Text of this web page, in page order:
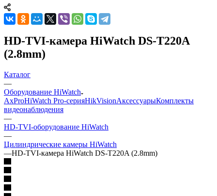
HD-TVI-камера HiWatch DS-T220A
(2.8mm)
Каталог
—
Оборудование HiWatch
AxProHiWatch Pro-серияHikVisionАксессуарыКомплекты
видеонаблюдения
—
HD-TVI-оборудование HiWatch
—
Цилиндрические камеры HiWatch
—HD-TVI-камера HiWatch DS-T220A (2.8mm)